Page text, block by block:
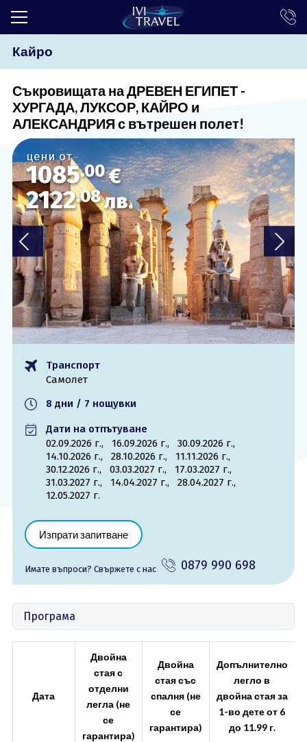
ТОП ОФЕРТИ
ЕКСКУРЗИИ
ЕКЗОТИКА
КРУИЗИ
LAST MINUTE
ПРАЗНИЦИ
ИНТЕРЕСНО
ТРАНСФЕРИ
ОЩЕ
Банкова сметка
поверителност
0879 990 698 Запитване
Кайро
Съкровищата на ДРЕВЕН ЕГИПЕТ -
ХУРГАДА, ЛУКСОР, КАЙРО и
АЛЕКСАНДРИЯ с вътрешен полет!
цени от
1085.00€
2122.08лв.
Транспорт
Самолет
8 дни / 7 нощувки
Дати на отпътуване
02.09.2026 г., 16.09.2026 г., 30.09.2026 г.,
14.10.2026 г., 28.10.2026 г., 11.11.2026 г.,
30.12.2026 г., 03.03.2027 г., 17.03.2027 г.,
31.03.2027 г., 14.04.2027 г., 28.04.2027 г.,
12.05.2027 г.
Изпрати запитване
Имате въпроси? Cвържете с нас 0879 990 698
Програма
Дата
Двойна
стая с
отделни
легла (не
се
гарантира)
Двойна
стая със
спалня (не
се
гарантира)
Допълнително
легло в
двойна стая за
1-во дете от 6
до 11.99 г.